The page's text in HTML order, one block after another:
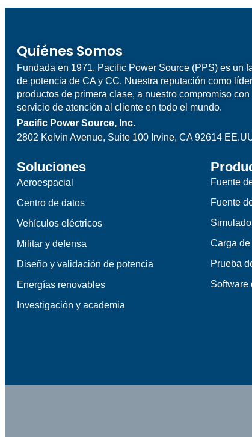
Quiénes Somos
Fundada en 1971, Pacific Power Source (PPS) es un
de potencia de CA y CC. Nuestra reputación como
productos de primera clase, a nuestro compromiso
servicio de atención al cliente en todo el mundo.
Pacific Power Source, Inc.
2802 Kelvin Avenue, Suite 100 Irvine, CA 92614
Soluciones
Aeroespacial
Centro de datos
Vehículos eléctricos
Militar y defensa
Diseño y validación de potencia
Energías renovables
Investigación y academia
Fuente
Fuente
Carga
Prueba
Software